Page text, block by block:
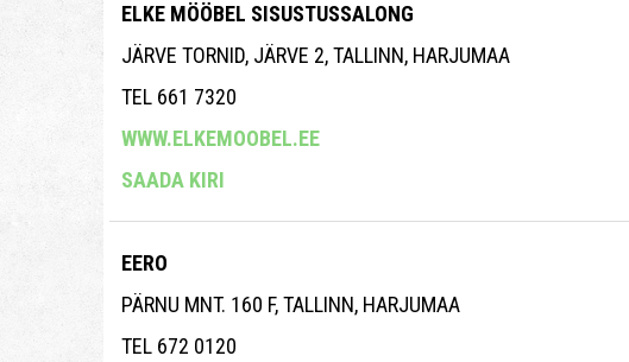
ELKE MÖÖBEL SISUSTUSSALONG
JÄRVE TORNID, JÄRVE 2, TALLINN, HARJUMAA
TEL 661 7320
WWW.ELKEMOOBEL.EE
SAADA KIRI
EERO
PÄRNU MNT. 160 F, TALLINN, HARJUMAA
TEL 672 0120